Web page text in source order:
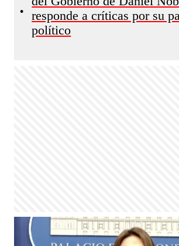
•
responde a críticas por su
político